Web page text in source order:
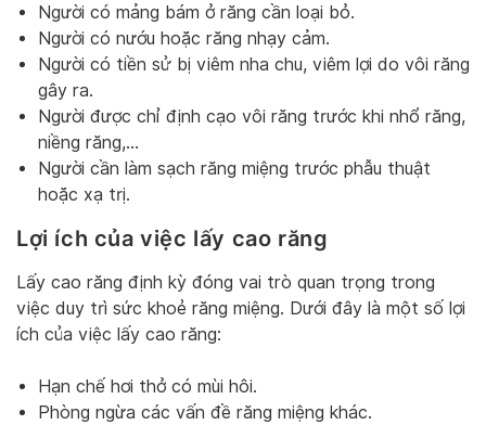
Người có mảng bám ở răng cần loại bỏ.
Người có nướu hoặc răng nhạy cảm.
Người có tiền sử bị viêm nha chu, viêm lợi do vôi răng
gây ra.
Người được chỉ định cạo vôi răng trước khi nhổ răng,
niềng răng,…
Người cần làm sạch răng miệng trước phẫu thuật
hoặc xạ trị.
Lợi ích của việc lấy cao răng
Lấy cao răng định kỳ đóng vai trò quan trọng trong
việc duy trì sức khoẻ răng miệng. Dưới đây là một số lợi
ích của việc lấy cao răng:
Hạn chế hơi thở có mùi hôi.
Phòng ngừa các vấn đề răng miệng khác.